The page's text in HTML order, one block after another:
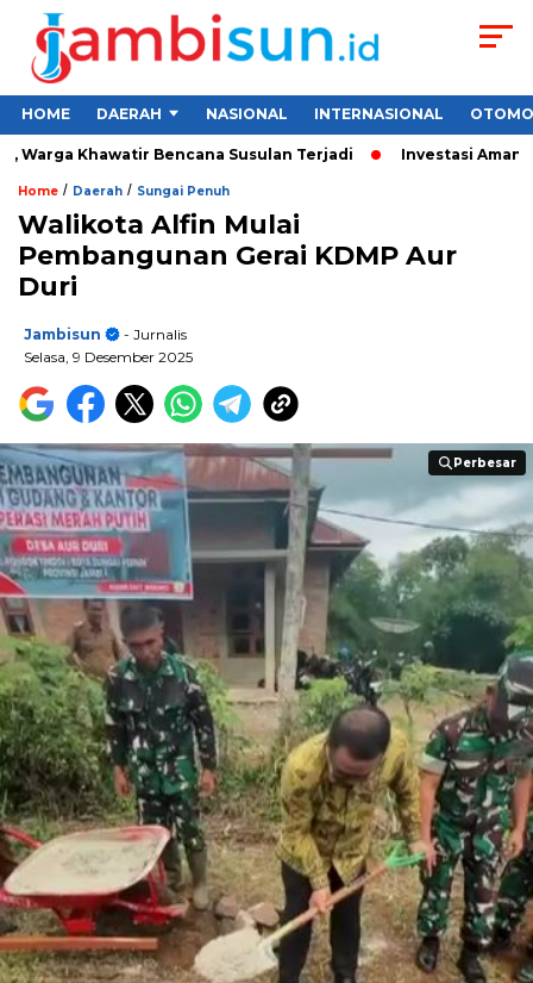
HOME DAERAH NASIONAL INTERNASIONAL
Khawatir Bencana Susulan Terjadi Investasi Aman
Home / Daerah / Sungai Penuh
Walikota Alfin Mulai
Pembangunan Gerai KDMP Aur
Duri
Jambisun
- Jurnalis
Selasa, 9 Desember 2025
Perbesar
Perbesar